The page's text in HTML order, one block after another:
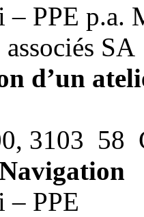
– PPE
SA
d’un
3103 58
– PPE